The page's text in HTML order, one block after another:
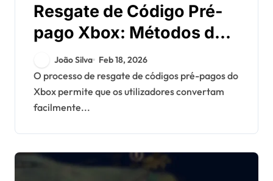
Resgate de Código Pré-
pago Xbox: Métodos de
pagamento, Histórico de
transações, Opções de
suporte
João Silva Feb 18, 2026
O processo de resgate de códigos pré-pagos do
Xbox permite que os utilizadores convertam
facilmente...